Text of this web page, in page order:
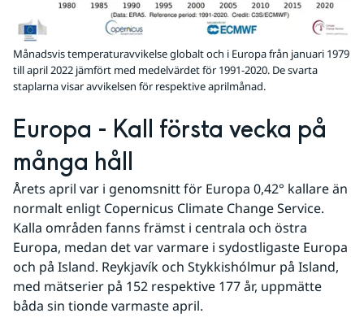
Månadsvis temperaturavvikelse globalt och i Europa från januari 1979
till april 2022 jämfört med medelvärdet för 1991-2020. De svarta
staplarna visar avvikelsen för respektive aprilmånad.
Europa - Kall första vecka på
många håll
Årets april var i genomsnitt för Europa 0,42° kallare än
normalt enligt Copernicus Climate Change Service.
Kalla områden fanns främst i centrala och östra
Europa, medan det var varmare i sydostligaste Europa
och på Island. Reykjavík och Stykkishólmur på Island,
med mätserier på 152 respektive 177 år, uppmätte
båda sin tionde varmaste april.